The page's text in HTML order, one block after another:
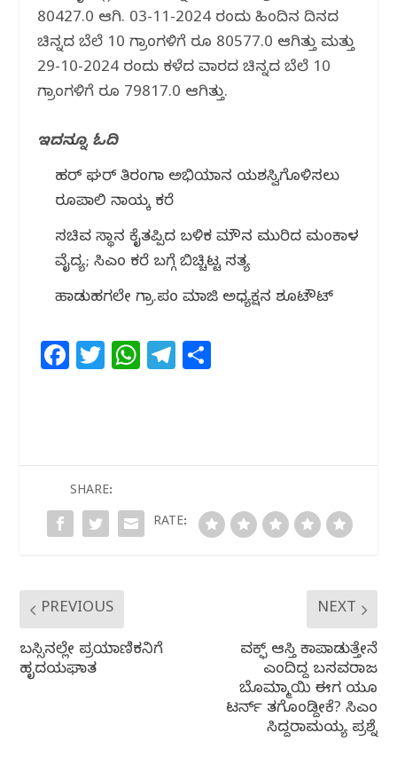
80427.0 ಆಗಿದೆ. 03-11-2024 ರಂದು ಹಿಂದಿನ ದಿನದ
ಚಿನ್ನದ ಬೆಲೆ 10 ಗ್ರಾಂಗಳಿಗೆ ರೂ 80577.0 ಆಗಿತ್ತು ಮತ್ತು
29-10-2024 ರಂದು ಕಳೆದ ವಾರದ ಚಿನ್ನದ ಬೆಲೆ 10
ಗ್ರಾಂಗಳಿಗೆ ರೂ 79817.0 ಆಗಿತ್ತು.
ಇದನ್ನೂ ಓದಿ
ಹರ್ ಘರ್ ತಿರಂಗಾ ಅಭಿಯಾನ ಯಶಸ್ವಿಗೊಳಿಸಲು
ರೂಪಾಲಿ ನಾಯ್ಕ ಕರೆ
ಸಚಿವ ಸ್ಥಾನ ಕೈತಪ್ಪಿದ ಬಳಿಕ ಮೌನ ಮುರಿದ ಮಂಕಾಳ
ವೈದ್ಯ; ಸಿಎಂ ಕರೆ ಬಗ್ಗೆ ಬಿಚ್ಚಿಟ್ಟ ಸತ್ಯ
ಹಾಡುಹಗಲೇ ಗ್ರಾ.ಪಂ ಮಾಜಿ ಅಧ್ಯಕ್ಷನ ಶೂಟೌಟ್
F
b
o
T
r
W
A
p
T
ra
SHARE:
RATE:
PREVIOUS
ಬಸ್ಸಿನಲ್ಲೇ ಪ್ರಯಾಣಿಕನಿಗೆ
ಹೃದಯಘಾತ
NEXT
ವಕ್ಫ್ ಆಸ್ತಿ ಕಾಪಾಡುತ್ತೇನೆ
ಎಂದಿದ್ದ ಬಸವರಾಜ
ಬೊಮ್ಮಾಯಿ ಈಗ ಯೂ
ಟರ್ನ್ ತಗೊಂಡಿದ್ದೇಕೆ? ಸಿಎಂ
ಸಿದ್ದರಾಮಯ್ಯ ಪ್ರಶ್ನೆ